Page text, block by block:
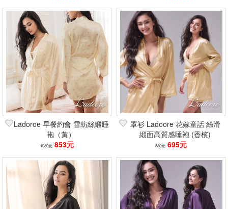
Ladoroe 早餐約會 雪紡絲緞睡
袍（黃）
1080元 853元
罩衫 Ladoore 花嫁童話 絲滑
緞面高質感睡袍 (香檳)
880元 695元